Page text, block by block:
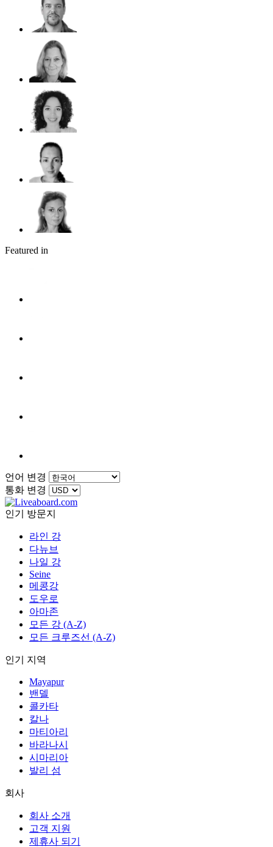
Featured in
언어 변경
통화 변경
인기 방문지
라인 강
다뉴브
나일 강
Seine
메콩강
도우로
아마존
모든 강 (A-Z)
모든 크루즈선 (A-Z)
인기 지역
Mayapur
밴델
콜카타
칼나
마티아리
바라나시
시마리아
발리 섬
회사
회사 소개
고객 지원
제휴사 되기